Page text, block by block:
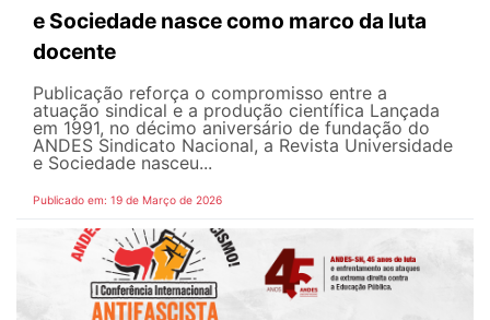
e Sociedade nasce como marco da luta
docente
Publicação reforça o compromisso entre a
atuação sindical e a produção científica Lançada
em 1991, no décimo aniversário de fundação do
ANDES Sindicato Nacional, a Revista Universidade
e Sociedade nasceu...
Publicado em: 19 de Março de 2026